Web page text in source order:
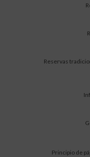
Reservas
Principio de